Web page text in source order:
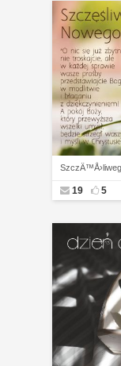
19 5